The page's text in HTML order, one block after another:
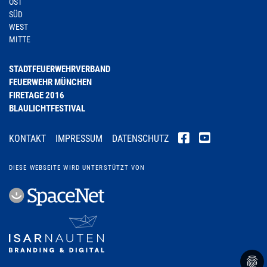
SÜD
WEST
MITTE
STADTFEUERWEHRVERBAND
FEUERWEHR MÜNCHEN
FIRETAGE 2016
BLAULICHTFESTIVAL
KONTAKT IMPRESSUM DATENSCHUTZ
DIESE WEBSEITE WIRD UNTERSTÜTZT VON